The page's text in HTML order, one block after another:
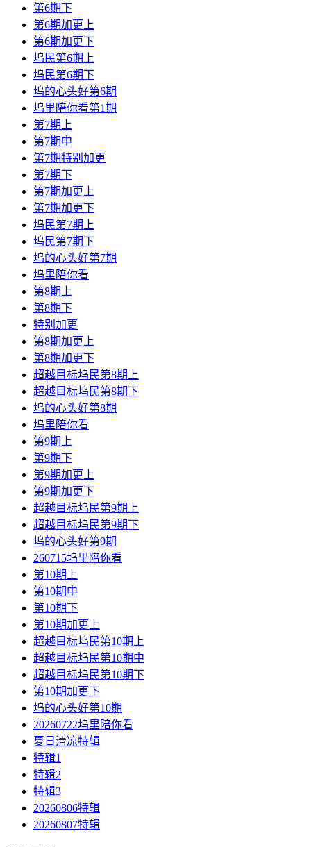
第6期下
第6期加更上
第6期加更下
坞民第6期上
坞民第6期下
坞的心头好第6期
坞里陪你看第1期
第7期上
第7期中
第7期特别加更
第7期下
第7期加更上
第7期加更下
坞民第7期上
坞民第7期下
坞的心头好第7期
坞里陪你看
第8期上
第8期下
特别加更
第8期加更上
第8期加更下
超越目标坞民第8期上
超越目标坞民第8期下
坞的心头好第8期
坞里陪你看
第9期上
第9期下
第9期加更上
第9期加更下
超越目标坞民第9期上
超越目标坞民第9期下
坞的心头好第9期
260715坞里陪你看
第10期上
第10期中
第10期下
第10期加更上
超越目标坞民第10期上
超越目标坞民第10期中
超越目标坞民第10期下
第10期加更下
坞的心头好第10期
20260722坞里陪你看
夏日清凉特辑
特辑1
特辑2
特辑3
20260806特辑
20260807特辑